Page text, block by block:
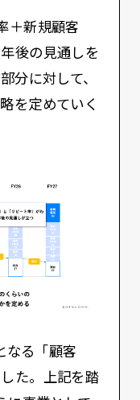
＋新規顧客
後の見通しを
分に対して、
を定めていく
なる「顧客
た。上記を踏